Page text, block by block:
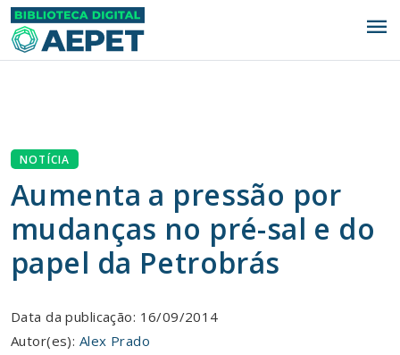
menu
NOTÍCIA
Aumenta a pressão por
mudanças no pré-sal e do
papel da Petrobrás
Data da publicação: 16/09/2014
Autor(es): Alex Prado